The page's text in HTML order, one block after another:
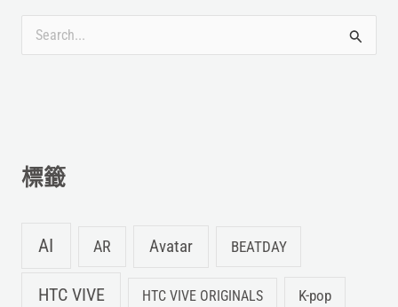
:標籤
AI AR Avatar BEATDAY
HTC VIVE HTC VIVE ORIGINALS K-pop